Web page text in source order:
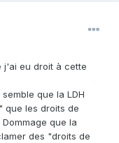
j'ai eu droit à cette
que la LDH
que les droits de
que la
des "droits de